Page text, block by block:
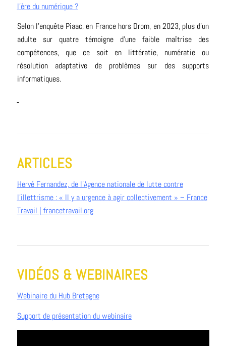
l’ère du numérique ?
Selon l’enquête Piaac, en France hors Drom, en 2023, plus d’un
adulte sur quatre témoigne d’une faible maîtrise des
compétences, que ce soit en littératie, numératie ou
résolution adaptative de problèmes sur des supports
informatiques.
ARTICLES
Hervé Fernandez, de l’Agence nationale de lutte contre
l’illettrisme : « Il y a urgence à agir collectivement » – France
Travail | francetravail.org
VIDÉOS & WEBINAIRES
Webinaire du Hub Bretagne
Support de présentation du webinaire